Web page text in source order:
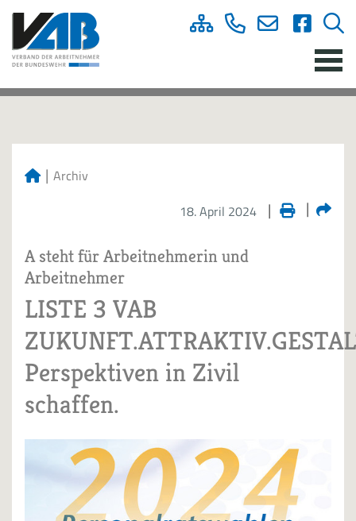
Archiv
18. April 2024
A steht für Arbeitnehmerin und
Arbeitnehmer
LISTE 3 VAB
Perspektiven in Zivil
schaffen.